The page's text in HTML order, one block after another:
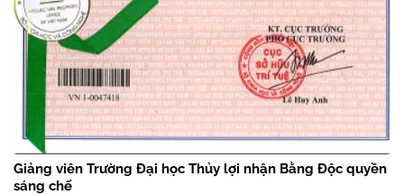
Giảng viên Trường Đại học Thủy lợi nhận Bằng Độc quyền
sáng chế